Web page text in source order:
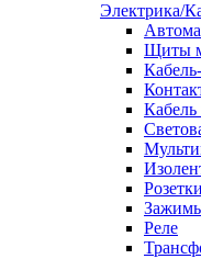
Электрика/
Щиты
Кабель
Реле